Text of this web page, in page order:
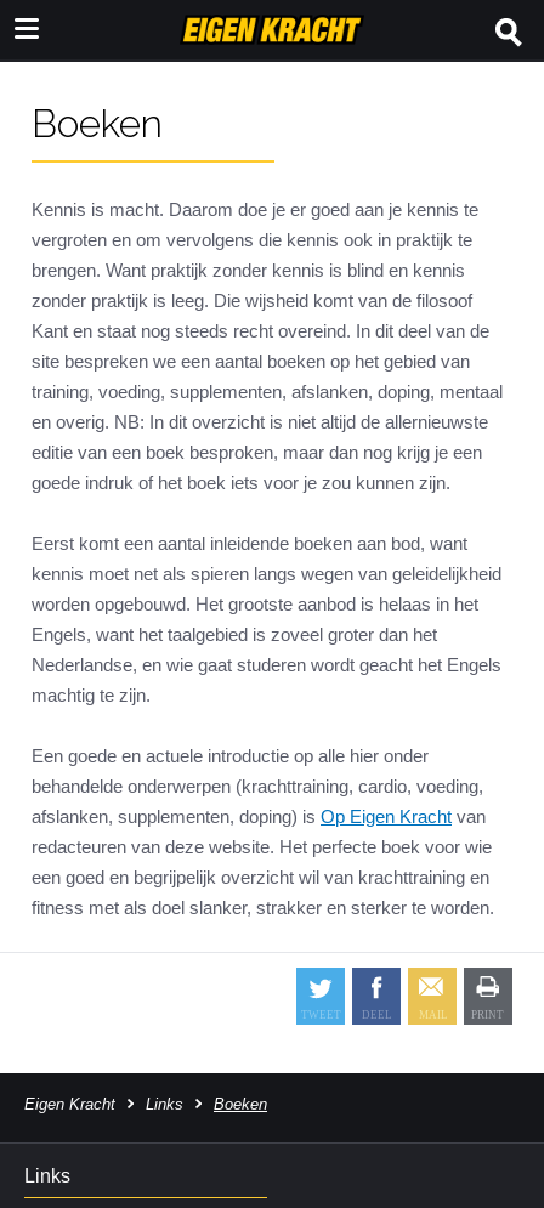
Boeken
Kennis is macht. Daarom doe je er goed aan je kennis te
vergroten en om vervolgens die kennis ook in praktijk te
brengen. Want praktijk zonder kennis is blind en kennis
zonder praktijk is leeg. Die wijsheid komt van de filosoof
Kant en staat nog steeds recht overeind. In dit deel van de
site bespreken we een aantal boeken op het gebied van
training, voeding, supplementen, afslanken, doping, mentaal
en overig. NB: In dit overzicht is niet altijd de allernieuwste
editie van een boek besproken, maar dan nog krijg je een
goede indruk of het boek iets voor je zou kunnen zijn.
Eerst komt een aantal inleidende boeken aan bod, want
kennis moet net als spieren langs wegen van geleidelijkheid
worden opgebouwd. Het grootste aanbod is helaas in het
Engels, want het taalgebied is zoveel groter dan het
Nederlandse, en wie gaat studeren wordt geacht het Engels
machtig te zijn.
Een goede en actuele introductie op alle hier onder
behandelde onderwerpen (krachttraining, cardio, voeding,
afslanken, supplementen, doping) is Op Eigen Kracht van
redacteuren van deze website. Het perfecte boek voor wie
een goed en begrijpelijk overzicht wil van krachttraining en
fitness met als doel slanker, strakker en sterker te worden.
Eigen Kracht Links Boeken
Links